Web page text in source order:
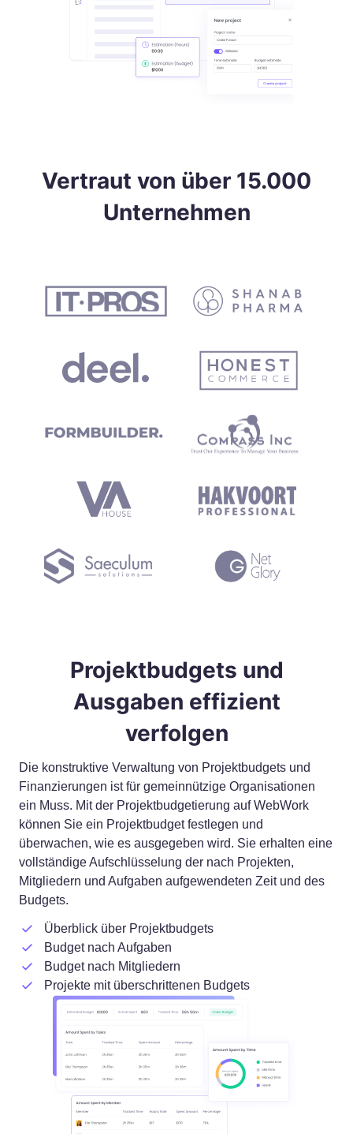
Vertraut von über 15.000
Unternehmen
Projektbudgets und
Ausgaben effizient
verfolgen
Die konstruktive Verwaltung von Projektbudgets und
Finanzierungen ist für gemeinnützige Organisationen
ein Muss. Mit der Projektbudgetierung auf WebWork
können Sie ein Projektbudget festlegen und
überwachen, wie es ausgegeben wird. Sie erhalten eine
vollständige Aufschlüsselung der nach Projekten,
Mitgliedern und Aufgaben aufgewendeten Zeit und des
Budgets.
Überblick über Projektbudgets
Budget nach Aufgaben
Budget nach Mitgliedern
Projekte mit überschrittenen Budgets